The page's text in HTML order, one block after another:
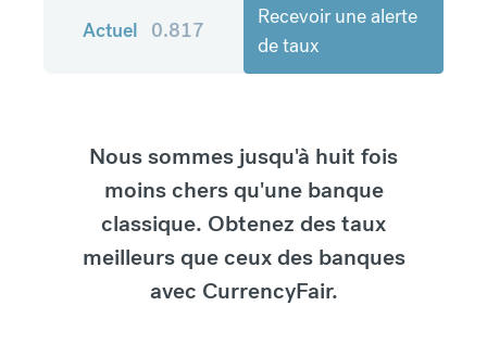
Actuel 0.817
Recevoir une alerte
de taux
Nous sommes jusqu'à huit fois
moins chers qu'une banque
classique. Obtenez des taux
meilleurs que ceux des banques
avec CurrencyFair.